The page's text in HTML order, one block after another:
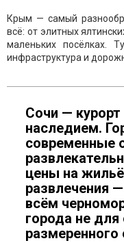
Крым — самый
всё: от элитных
маленьких посёлках.
инфраструктура и
Сочи —
наследием.
современные
цены на
развлечения
всём
города не для
размеренного